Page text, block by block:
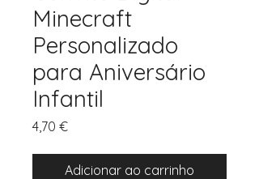
Minecraft
Personalizado
para Aniversário
Infantil
4,70 €Preço
Adicionar ao carrinho